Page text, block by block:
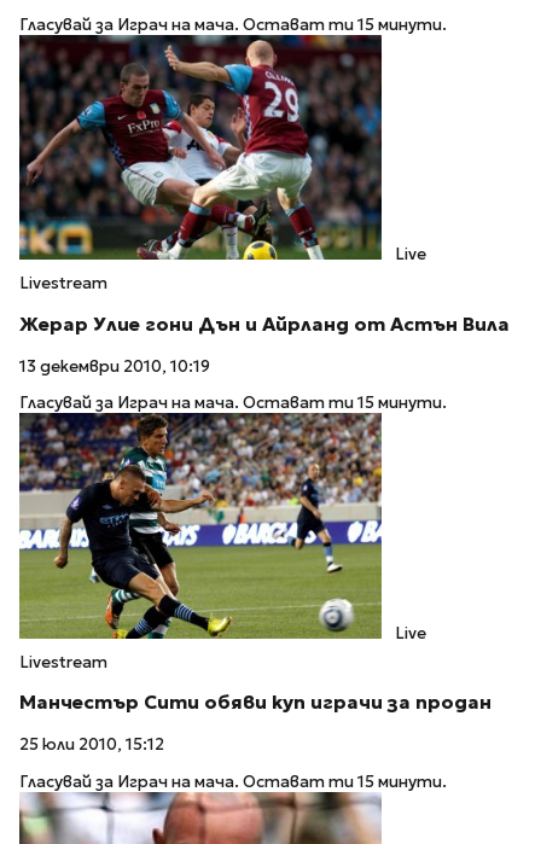
Гласувай за Играч на мача. Остават ти 15 минути.
Live
Livestream
Жерар Улие гони Дън и Айрланд от Астън Вила
13 декември 2010, 10:19
Гласувай за Играч на мача. Остават ти 15 минути.
Live
Livestream
Манчестър Сити обяви куп играчи за продан
25 юли 2010, 15:12
Гласувай за Играч на мача. Остават ти 15 минути.